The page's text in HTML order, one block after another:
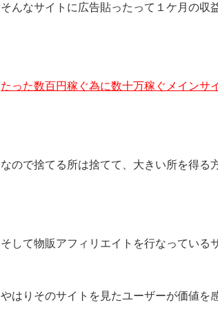
そんなサイトに広告貼ったって１ケ月の収
たった数百円稼ぐ為に数十万稼ぐメインサ
なので捨てる所は捨てて、大きい所を得る
そして物販アフィリエイトを行なっている
やはりそのサイトを見たユーザーが価値を